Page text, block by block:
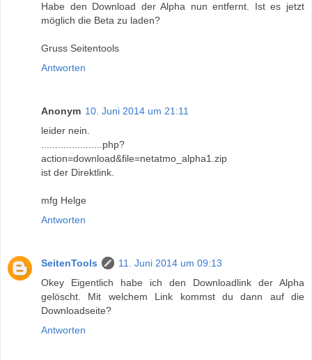
Habe den Download der Alpha nun entfernt. Ist es jetzt
möglich die Beta zu laden?
Gruss Seitentools
Antworten
Anonym 10. Juni 2014 um 21:11
leider nein.
......................php?
action=download&file=netatmo_alpha1.zip
ist der Direktlink.
mfg Helge
Antworten
SeitenTools
11. Juni 2014 um 09:13
Okey Eigentlich habe ich den Downloadlink der Alpha
gelöscht. Mit welchem Link kommst du dann auf die
Downloadseite?
Antworten